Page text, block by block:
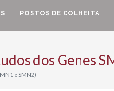
POSTOS DE COLHEITA
dos Genes
e SMN2)